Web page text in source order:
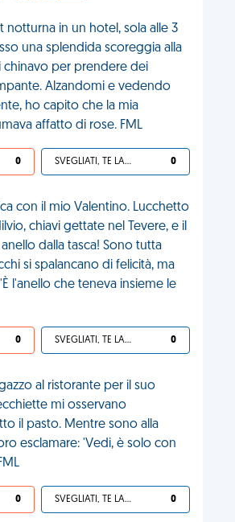
notturna in un hotel, sola alle 3
una splendida scoreggia alla
per prendere dei
Alzandomi e vedendo
ho capito che la mia
affatto di rose. FML
0 SVEGLIATI, TE LA SEI CERCATA! 0
con il mio Valentino. Lucchetto
chiavi gettate nel Tevere, e il
dalla tasca! Sono tutta
si spalancano di felicità, ma
l'anello che teneva insieme le
0 SVEGLIATI, TE LA SEI CERCATA! 0
al ristorante per il suo
mi osservano
il pasto. Mentre sono alla
esclamare: 'Vedi, è solo con
0 SVEGLIATI, TE LA SEI CERCATA! 0